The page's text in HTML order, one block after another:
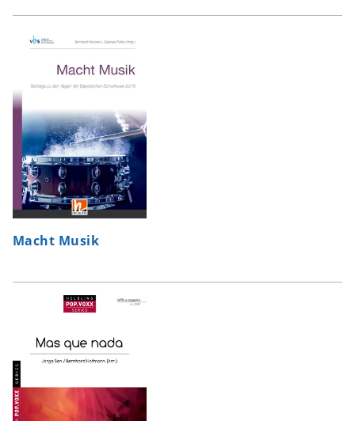
Macht Musik